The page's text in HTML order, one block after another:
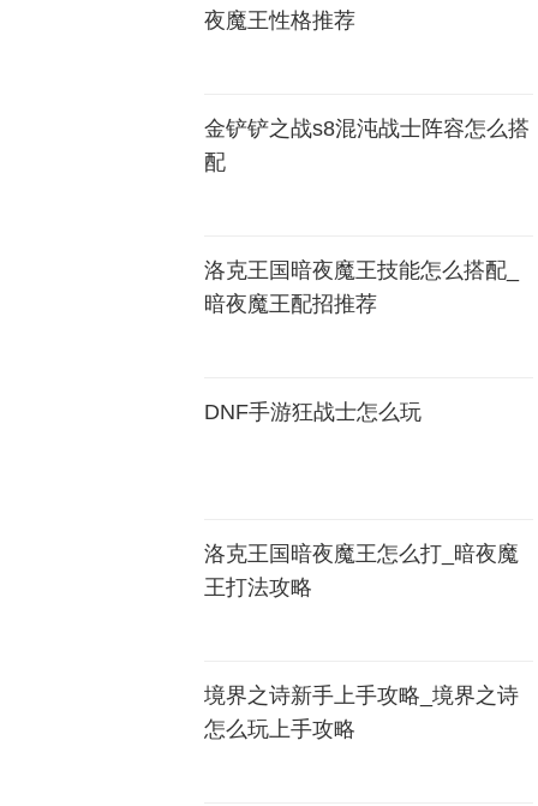
夜魔王性格推荐
金铲铲之战s8混沌战士阵容怎么搭
配
洛克王国暗夜魔王技能怎么搭配_
暗夜魔王配招推荐
DNF手游狂战士怎么玩
洛克王国暗夜魔王怎么打_暗夜魔
王打法攻略
境界之诗新手上手攻略_境界之诗
怎么玩上手攻略